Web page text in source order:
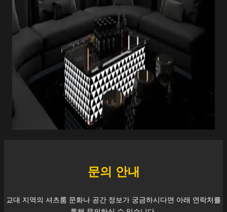
문의 안내
교대 지역의 셔츠룸 문화나 공간 정보가 궁금하시다면 아래 연락처를